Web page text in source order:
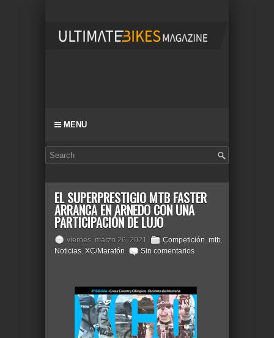
MENU
EL SUPERPRESTIGIO MTB FASTER
ARRANCA EN ARNEDO CON UNA
PARTICIPACIÓN DE LUJO
viernes, marzo 26, 2021 Competición, mtb,
Noticias, XC/Maratón Sin comentarios